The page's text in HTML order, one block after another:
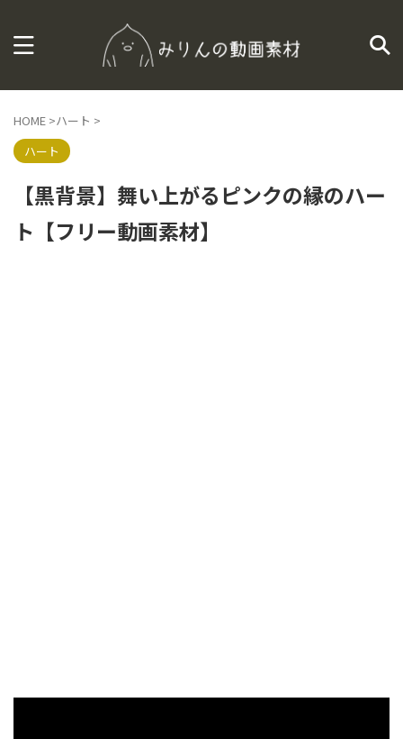
HOME >ハート >
ハート
【黒背景】舞い上がるピンクの縁のハー
ト【フリー動画素材】